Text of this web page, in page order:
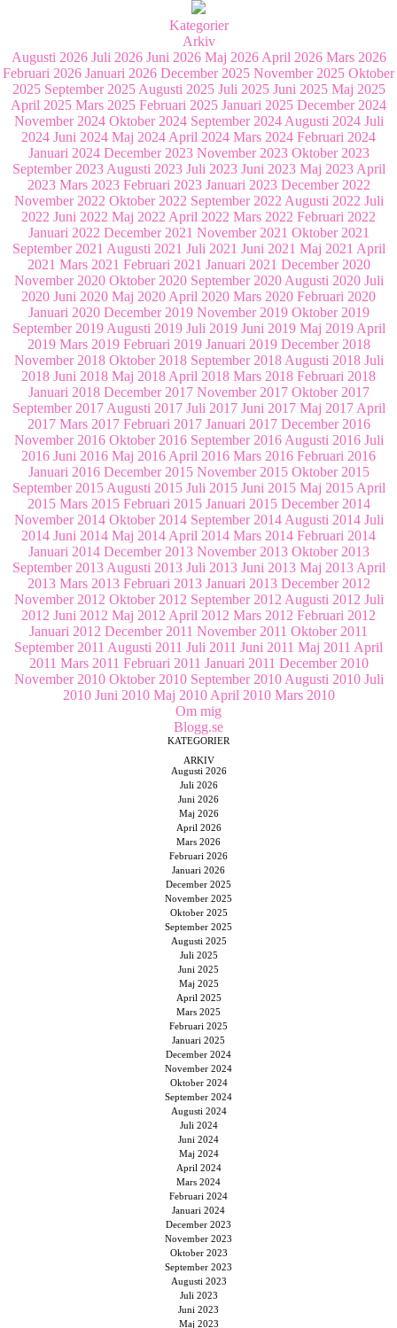
Kategorier
Arkiv
Augusti 2026 Juli 2026 Juni 2026 Maj 2026 April 2026 Mars 2026
Februari 2026 Januari 2026 December 2025 November 2025 Oktober
2025 September 2025 Augusti 2025 Juli 2025 Juni 2025 Maj 2025
April 2025 Mars 2025 Februari 2025 Januari 2025 December 2024
November 2024 Oktober 2024 September 2024 Augusti 2024 Juli
2024 Juni 2024 Maj 2024 April 2024 Mars 2024 Februari 2024
Januari 2024 December 2023 November 2023 Oktober 2023
September 2023 Augusti 2023 Juli 2023 Juni 2023 Maj 2023 April
2023 Mars 2023 Februari 2023 Januari 2023 December 2022
November 2022 Oktober 2022 September 2022 Augusti 2022 Juli
2022 Juni 2022 Maj 2022 April 2022 Mars 2022 Februari 2022
Januari 2022 December 2021 November 2021 Oktober 2021
September 2021 Augusti 2021 Juli 2021 Juni 2021 Maj 2021 April
2021 Mars 2021 Februari 2021 Januari 2021 December 2020
November 2020 Oktober 2020 September 2020 Augusti 2020 Juli
2020 Juni 2020 Maj 2020 April 2020 Mars 2020 Februari 2020
Januari 2020 December 2019 November 2019 Oktober 2019
September 2019 Augusti 2019 Juli 2019 Juni 2019 Maj 2019 April
2019 Mars 2019 Februari 2019 Januari 2019 December 2018
November 2018 Oktober 2018 September 2018 Augusti 2018 Juli
2018 Juni 2018 Maj 2018 April 2018 Mars 2018 Februari 2018
Januari 2018 December 2017 November 2017 Oktober 2017
September 2017 Augusti 2017 Juli 2017 Juni 2017 Maj 2017 April
2017 Mars 2017 Februari 2017 Januari 2017 December 2016
November 2016 Oktober 2016 September 2016 Augusti 2016 Juli
2016 Juni 2016 Maj 2016 April 2016 Mars 2016 Februari 2016
Januari 2016 December 2015 November 2015 Oktober 2015
September 2015 Augusti 2015 Juli 2015 Juni 2015 Maj 2015 April
2015 Mars 2015 Februari 2015 Januari 2015 December 2014
November 2014 Oktober 2014 September 2014 Augusti 2014 Juli
2014 Juni 2014 Maj 2014 April 2014 Mars 2014 Februari 2014
Januari 2014 December 2013 November 2013 Oktober 2013
September 2013 Augusti 2013 Juli 2013 Juni 2013 Maj 2013 April
2013 Mars 2013 Februari 2013 Januari 2013 December 2012
November 2012 Oktober 2012 September 2012 Augusti 2012 Juli
2012 Juni 2012 Maj 2012 April 2012 Mars 2012 Februari 2012
Januari 2012 December 2011 November 2011 Oktober 2011
September 2011 Augusti 2011 Juli 2011 Juni 2011 Maj 2011 April
2011 Mars 2011 Februari 2011 Januari 2011 December 2010
November 2010 Oktober 2010 September 2010 Augusti 2010 Juli
2010 Juni 2010 Maj 2010 April 2010 Mars 2010
Om mig
Blogg.se
KATEGORIER
ARKIV
Augusti 2026
Juli 2026
Juni 2026
Maj 2026
April 2026
Mars 2026
Februari 2026
Januari 2026
December 2025
November 2025
Oktober 2025
September 2025
Augusti 2025
Juli 2025
Juni 2025
Maj 2025
April 2025
Mars 2025
Februari 2025
Januari 2025
December 2024
November 2024
Oktober 2024
September 2024
Augusti 2024
Juli 2024
Juni 2024
Maj 2024
April 2024
Mars 2024
Februari 2024
Januari 2024
December 2023
November 2023
Oktober 2023
September 2023
Augusti 2023
Juli 2023
Juni 2023
Maj 2023